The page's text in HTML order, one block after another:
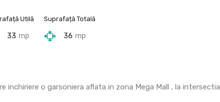
Utilă
33 mp
Suprafață Totală
36 mp
inchiriere o garsoniera aflata in zona Mega Mall , la intersectia